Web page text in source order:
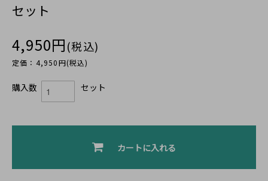
セット
4,950円(税込)
定価：4,950円(税込)
購入数 セット
カートに入れる